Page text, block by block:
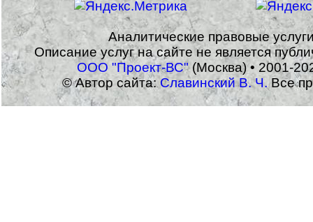
Аналитические правовые
Описание услуг на сайте не является
ООО "Проект-ВС"(Москва) • 2001-
© Автор сайта:Славинский В. Ч.Все